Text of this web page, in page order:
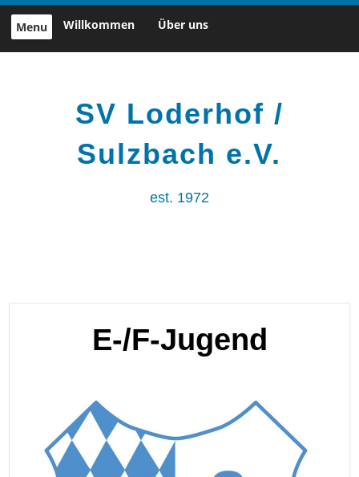
Skip
content
Menu Willkommen Über uns
SV Loderhof /
Sulzbach e.V.
est. 1972
E-/F-Jugend